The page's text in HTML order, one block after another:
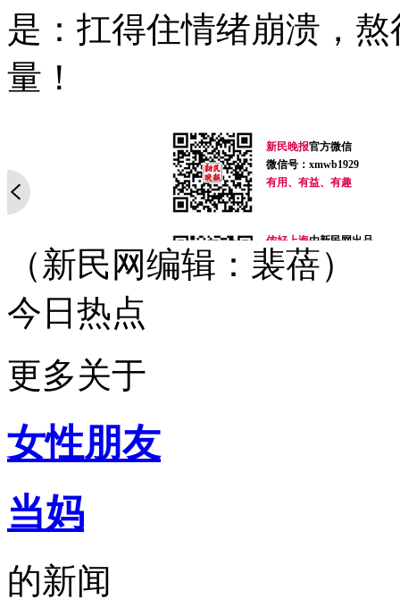
是：扛得住情绪崩溃，
量！
新民晚报官方微信
微信号：xmwb1929
有用、有益、有趣
侬好上海由新民网出品
微信号：helloshanghai2013
吃喝玩乐、上海故事、同城
（新民网编辑：裴蓓）
今日热点
更多关于
女性朋友
当妈
的新闻